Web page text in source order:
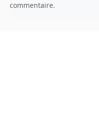
commentaire.